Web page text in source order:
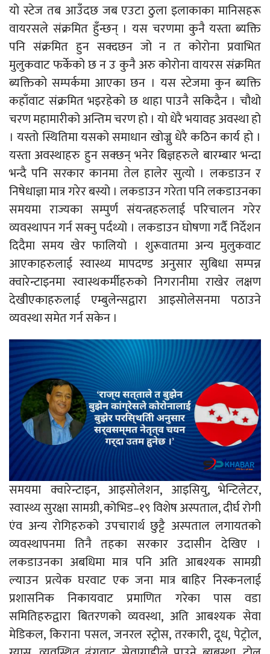
यो स्टेज तब आउँदछ जब एउटा ठुला इलाकाका मानिसहरू
वायरसले संक्रमित हुँन्छन् । यस चरणमा कुनै यस्ता ब्यक्ति
पनि संक्रमित हुन सक्दछन जो न त कोरोना प्रवाभित
मुलुकवाट फर्केको छ न उ कुनै अरु कोरोना वायरस संक्रमित
ब्यक्तिको सम्पर्कमा आएका छन । यस स्टेजमा कुन ब्यक्ति
कहाँवाट संक्रमित भइरहेको छ थाहा पाउनै सकिदैन । चौथो
चरण महामारीको अन्तिम चरण हो । यो धेरै भयावह अवस्था हो
। यस्तो स्थितिमा यसको समाधान खोज्नु धेरै कठिन कार्य हो ।
यस्ता अवस्थाहरु हुन सक्छन् भनेर बिज्ञहरुले बारम्बार भन्दा
भन्दै पनि सरकार कानमा तेल हालेर सुत्यो । लकडाउन र
निषेधाज्ञा मात्र गरेर बस्यो । लकडाउन गरेता पनि लकडाउनका
समयमा राज्यका सम्पुर्ण संयन्त्रहरुलाई परिचालन गरेर
व्यवस्थापन गर्न सक्नु पर्दथ्यो । लकडाउन घोषणा गर्दै निर्देशन
दिदैमा समय खेर फालियो । शुरूवातमा अन्य मुलुकवाट
आएकाहरुलाई स्वास्थ्य मापदण्ड अनुसार सुबिधा सम्पन्न
क्वारेन्टाइनमा स्वास्थकर्मीहरुको निगरानीमा राखेर लक्षण
देखीएकाहरुलाई एम्बुलेन्सद्वारा आइसोलेसनमा पठाउने
व्यवस्था समेत गर्न सकेन ।
समयमा क्वारेन्टाइन, आइसोलेशन, आइसियु, भेन्टिलेटर,
स्वास्थ्य सुरक्षा सामग्री, कोभिड–१९ विशेष अस्पताल, दीर्घ रोगी
एंव अन्य रोगिहरुको उपचारार्थ छुट्टै अस्पताल लगायतको
व्यवस्थापनमा तिनै तहका सरकार उदासीन देखिए ।
लकडाउनका अबधिमा मात्र पनि अति आबश्यक सामग्री
ल्याउन प्रत्येक घरवाट एक जना मात्र बाहिर निस्कनलाई
प्रशासनिक निकायवाट प्रमाणित गरेका पास वडा
समितिहरुद्वारा बितरणको व्यवस्था, अति आबश्यक सेवा
मेडिकल, किराना पसल, जनरल स्ट्रोस, तरकारी, दूध, पेट्रोल,